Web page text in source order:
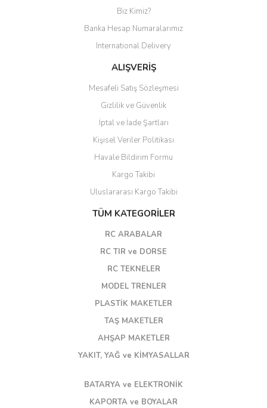
Biz Kimiz?
Banka Hesap Numaralarımız
International Delivery
ALIŞVERİŞ
Mesafeli Satış Sözleşmesi
Gizlilik ve Güvenlik
İptal ve İade Şartları
Kişisel Veriler Politikası
Havale Bildirim Formu
Kargo Takibi
Uluslararası Kargo Takibi
TÜM KATEGORİLER
RC ARABALAR
RC TIR ve DORSE
RC TEKNELER
MODEL TRENLER
PLASTİK MAKETLER
TAŞ MAKETLER
AHŞAP MAKETLER
YAKIT, YAĞ ve KİMYASALLAR
BATARYA ve ELEKTRONİK
KAPORTA ve BOYALAR